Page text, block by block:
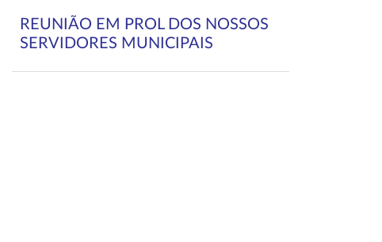
REUNIÃO EM PROL DOS NOSSOS
SERVIDORES MUNICIPAIS